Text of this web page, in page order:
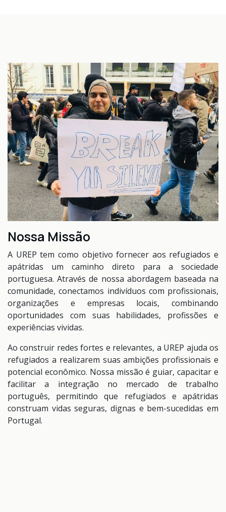
Nossa Missão
A UREP tem como objetivo fornecer aos refugiados e
apátridas um caminho direto para a sociedade
portuguesa. Através de nossa abordagem baseada na
comunidade, conectamos indivíduos com profissionais,
organizações e empresas locais, combinando
oportunidades com suas habilidades, profissões e
experiências vividas.
Ao construir redes fortes e relevantes, a UREP ajuda os
refugiados a realizarem suas ambições profissionais e
potencial econômico. Nossa missão é guiar, capacitar e
facilitar a integração no mercado de trabalho
português, permitindo que refugiados e apátridas
construam vidas seguras, dignas e bem-sucedidas em
Portugal.